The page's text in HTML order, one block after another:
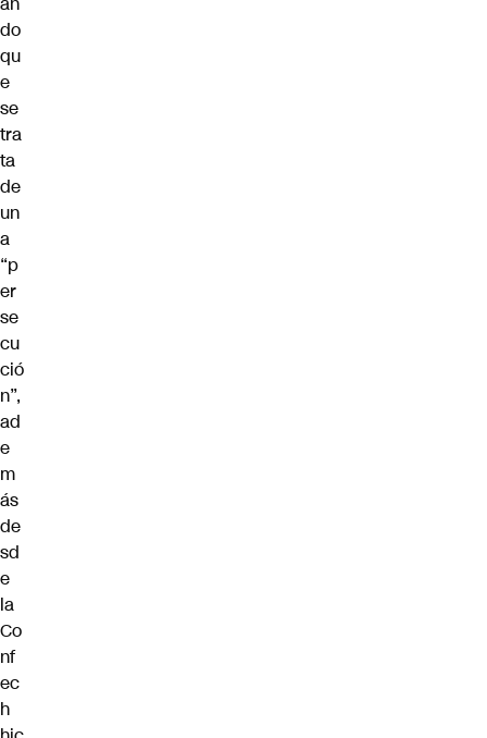
do
qu
e
se
tra
ta
de
un
a
“p
er
se
cu
ció
n”,
ad
e
m
ás
de
sd
e
la
Co
nf
ec
h